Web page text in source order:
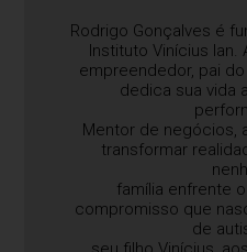
Rodrigo Gonçalves é
Instituto Vinícius
empreendedor, pai
dedica sua vida
Mentor de negócios,
transformar
família enfrente
compromisso que
de